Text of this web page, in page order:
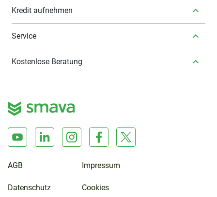
Kredit aufnehmen
Service
Kostenlose Beratung
AGB Impressum
Datenschutz Cookies